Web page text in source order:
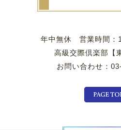
年中無休 営業時間：
高級交際倶楽部【
お問い合わせ：